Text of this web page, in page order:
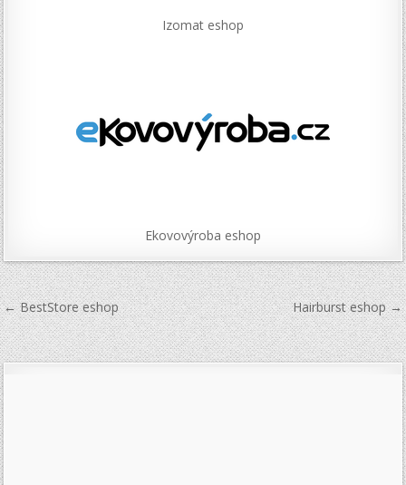
Izomat eshop
Ekovovýroba eshop
Navigace
pro
příspěvek
← BestStore eshop Hairburst eshop →